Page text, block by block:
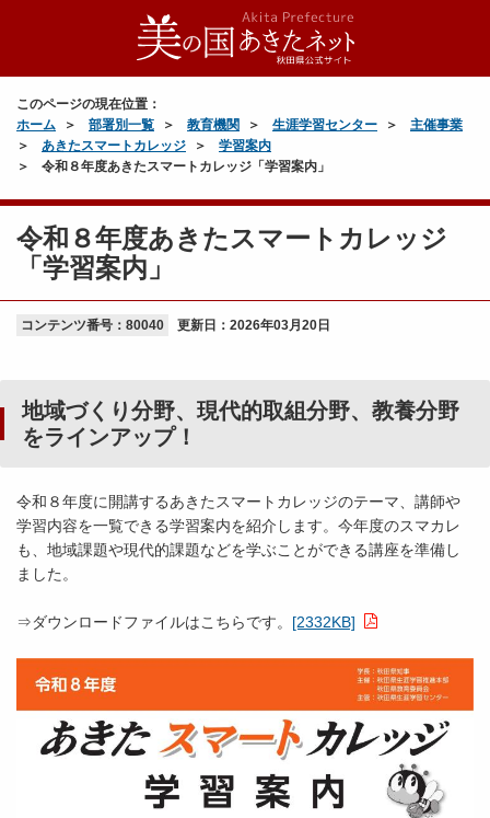
このページの現在位置：
ホーム
部署別一覧 教育機関 生涯学習センター
主催事業
あきたスマートカレッジ
学習案内
令和８年度あきたスマートカレッジ「学習案内」
令和８年度あきたスマートカレッジ
「学習案内」
コンテンツ番号：80040 更新日： 2026年03月20日
地域づくり分野、現代的取組分野、教養分野
をラインアップ！
令和８年度に開講するあきたスマートカレッジのテーマ、講師や
学習内容を一覧できる学習案内を紹介します。今年度のスマカレ
も、地域課題や現代的課題などを学ぶことができる講座を準備し
ました。
⇒ダウンロードファイルはこちらです。 [2332KB]